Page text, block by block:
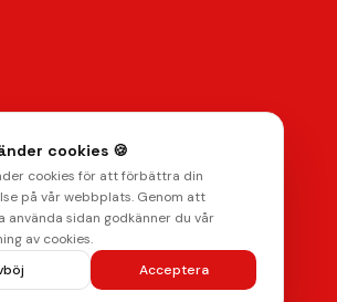
cookies 🍪
cookies för att förbättra din
på vår webbplats. Genom att
använda sidan godkänner du vår
av cookies.
Acceptera